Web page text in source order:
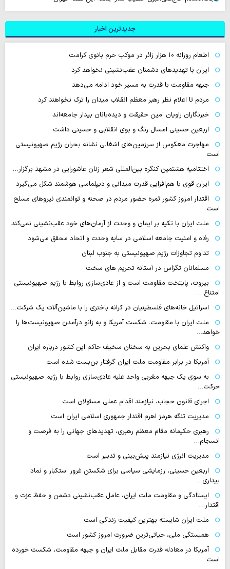
جدیدترین اخبار
اطعام روزانه ۱۰ هزار زائر در موکب حرم بانوی کرامت
ایران با تهدیدهای دشمنان عقب‌نشینی نخواهد کرد
جبهه مقاومت با قدرت به مسیر خود ادامه می‌دهد
مردم تا اعلام نظر رهبر معظم انقلاب میدان را ترک نخواهند کرد
خبرنگاران راویان امین حقیقت و دیده‌بانان بیدار جامعه‌اند
اربعین حسینی امسال رنگ و بوی انقلابی و حسینی داشت
مهاجرت معکوس از سرزمین‌های اشغالی نشانه بحران رژیم صهیونیستی
است
اختتامیه هشتمین کنگره بین‌المللی شعر زنان عاشورایی در مشهد برگزار…
ایران قوی با هم‌افزایی قدرت میدانی و دیپلماسی هوشمند شکل می‌گیرد
اقتدار امروز کشور ثمره حضور مردم در صحنه و توانمندی نیروهای مسلح
است
ملت ایران با تکیه بر ایمان و وحدت از آرمان‌های خود عقب‌نشینی نمی‌کند
رفاه و امنیت جامعه اسلامی در سایه وحدت و اتحاد محقق می‌شود
تداوم تجاوزات رژیم صهیونیستی به جنوب لبنان
مسلمانان تگزاس در آستانه تحریم های سخت
بیروت، پایتخت مقاومت است و از عادی‌سازی روابط با رژیم صهیونیستی
امتناع…
اسرائیل خانه‌های فلسطینیان در کرانه باختری را با ماشین‌آلات یک شرکت…
ملت ایران با مقاومت، شکست آمریکا و به زانو درآمدن صهیونیست‌ها را
خواهد…
واکنش علمای بحرین به سخنان سخیف حاکم این کشور درباره ایران
آمریکا در برابر مقاومت ملت ایران گرفتار بن‌بست شده است
به سوی یک جبهه مغربی واحد علیه عادی‌سازی روابط با رژیم صهیونیستی
حرکت…
اجرای قانون حجاب، نیازمند اقدام عملی مسئولان است
مدیریت تنگه هرمز اهرم اقتدار جمهوری اسلامی ایران است
رهبری حکیمانه مقام معظم رهبری، تهدیدهای جهانی را به فرصت و
انسجام…
مدیریت انرژی نیازمند پیش‌بینی و تدبیر است
اربعین حسینی، رزمایشی سیاسی برای شکستن غرور استکبار و نماد
بیداری…
ایستادگی و مقاومت ملت ایران، عامل عقب‌نشینی دشمن و حفظ عزت و
اقتدار…
ملت ایران شایسته بهترین کیفیت زندگی است
همبستگی ملی، حیاتی‌ترین ضرورت امروز کشور است
آمریکا در معادله قدرت مقابل ملت ایران و جبهه مقاومت، شکست خورده
است